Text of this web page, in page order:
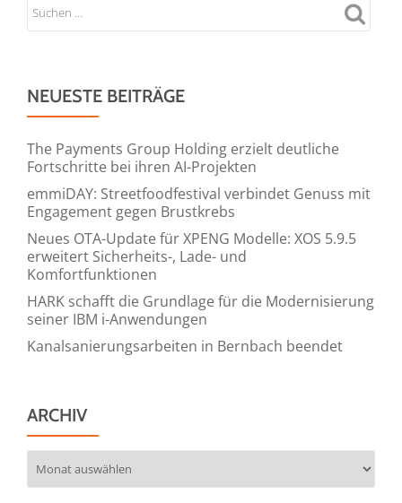
NEUESTE BEITRÄGE
The Payments Group Holding erzielt deutliche
Fortschritte bei ihren AI-Projekten
emmiDAY: Streetfoodfestival verbindet Genuss mit
Engagement gegen Brustkrebs
Neues OTA-Update für XPENG Modelle: XOS 5.9.5
erweitert Sicherheits-, Lade- und
Komfortfunktionen
HARK schafft die Grundlage für die Modernisierung
seiner IBM i-Anwendungen
Kanalsanierungsarbeiten in Bernbach beendet
ARCHIV